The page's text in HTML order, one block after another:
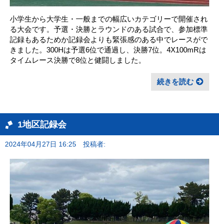
小学生から大学生・一般までの幅広いカテゴリーで開催され
る大会です。予選・決勝とラウンドのある試合で、参加標準
記録もあるためか記録会よりも緊張感のある中でレースがで
きました。300Hは予選6位で通過し、決勝7位。4X100mRは
タイムレース決勝で8位と健闘しました。
続きを読む
1地区記録会
2024年04月27日 16:25 投稿者: